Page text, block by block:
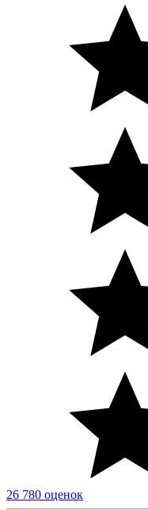
26 780 оценок